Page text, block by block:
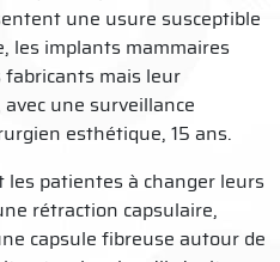
une usure susceptible
les implants mammaires
mais leur
une surveillance
esthétique, 15 ans.
les patientes à changer leurs
rétraction capsulaire,
capsule fibreuse autour de